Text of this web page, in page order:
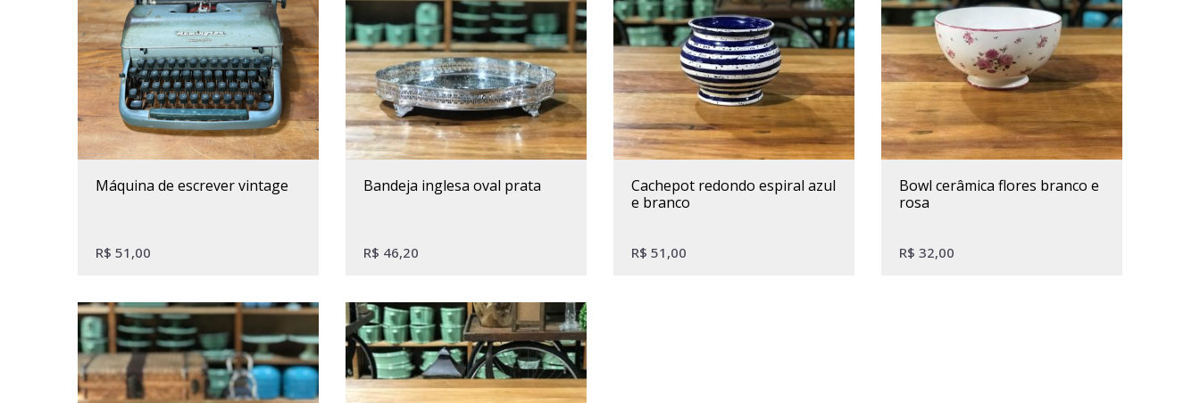
máquina de escrever vintage
R$ 51,00
bandeja inglesa oval prata
R$ 46,20
cachepot redondo espiral azul
e branco
R$ 51,00
bowl cerâmica flores branco e
rosa
R$ 32,00